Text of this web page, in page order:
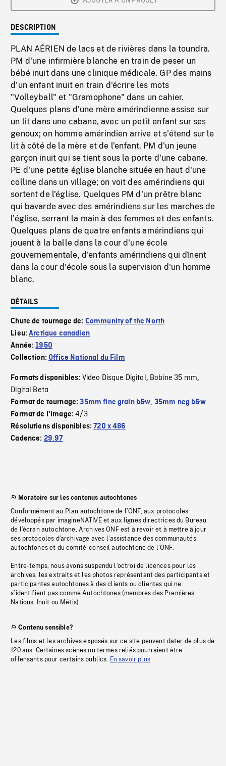
DESCRIPTION
PLAN AÉRIEN de lacs et de rivières dans la toundra.
PM d'une infirmière blanche en train de peser un
bébé inuit dans une clinique médicale. GP des mains
d'un enfant inuit en train d'écrire les mots
"Volleyball" et "Gramophone" dans un cahier.
Quelques plans d'une mère amérindienne assise sur
un lit dans une cabane, avec un petit enfant sur ses
genoux; on homme amérindien arrive et s'étend sur le
lit à côté de la mère et de l'enfant. PM d'un jeune
garçon inuit qui se tient sous la porte d'une cabane.
PE d'une petite église blanche située en haut d'une
colline dans un village; on voit des amérindiens qui
sortent de l'église. Quelques PM d'un prêtre blanc
qui bavarde avec des amérindiens sur les marches de
l'église, serrant la main à des femmes et des enfants.
Quelques plans de quatre enfants amérindiens qui
jouent à la balle dans la cour d'une école
gouvernementale, d'enfants amérindiens qui dînent
dans la cour d'école sous la supervision d'un homme
blanc.
DÉTAILS
Chute de tournage de: Community of the North
Lieu:Arctique canadien
Année:1950
Collection:Office National du Film
Formats disponibles: Video Disque Digital, Bobine 35 mm,
Digital Beta
Format de tournage:35mm fine grain b&w, 35mm neg b&w
Format de l'image:4/3
Résolutions disponibles:720 x 486
Cadence: 29.97
Moratoire sur les contenus autochtones
Conformément au Plan autochtone de l’ONF, aux protocoles
développés par imagineNATIVE et aux lignes directrices du Bureau
de l’écran autochtone, Archives ONF est à revoir et à mettre à jour
ses protocoles d’archivage avec l’assistance des communautés
autochtones et du comité-conseil autochtone de l’ONF.
Entre-temps, nous avons suspendu l’octroi de licences pour les
archives, les extraits et les photos représentant des participants et
participantes autochtones à des clients ou clientes qui ne
s’identifient pas comme Autochtones (membres des Premières
Nations, Inuit ou Métis).
Contenu sensible?
Les films et les archives exposés sur ce site peuvent dater de plus de
120 ans. Certaines scènes ou termes reliés pourraient être
offensants pour certains publics. En savoir plus